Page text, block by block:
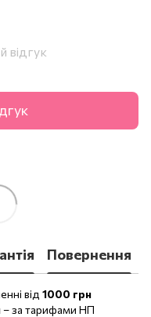
відгук
Повернення
від 1000 грн
– за тарифами НП